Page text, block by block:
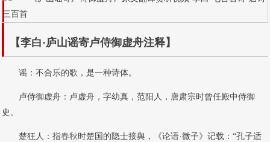
【李白·庐山谣寄卢侍御虚舟注释】
谣：不合乐的歌，是一种诗体。
卢侍御虚舟：卢虚舟，字幼真，范阳人，唐肃宗时曾任殿中侍御
史。
楚狂人：指春秋时楚国的隐士接舆，《论语·微子》记载：“孔子适